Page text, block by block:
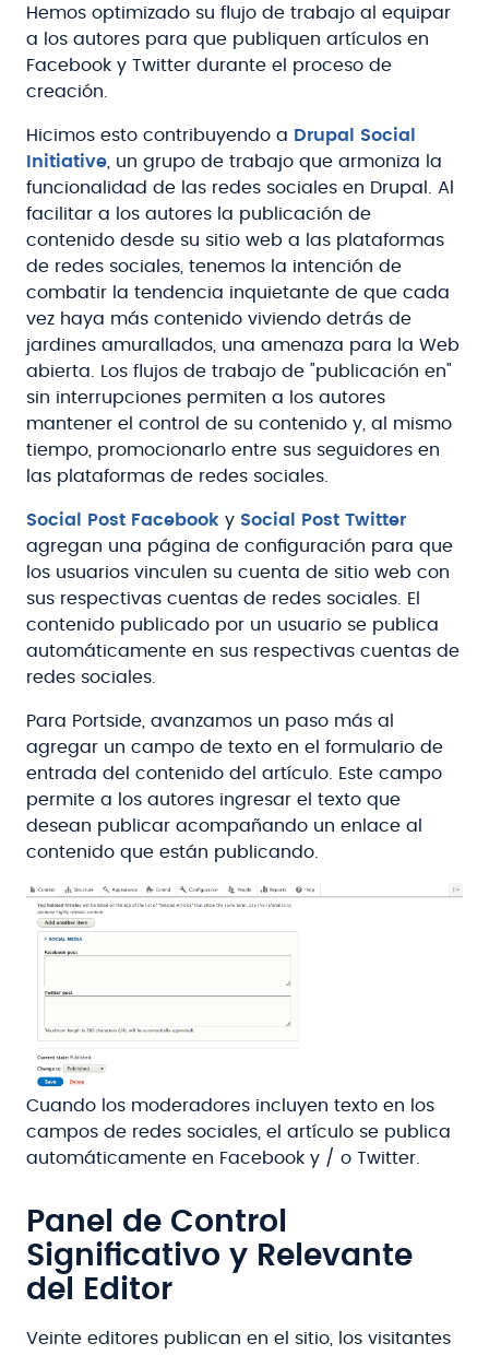
Hemos optimizado su flujo de trabajo al equipar
a los autores para que publiquen artículos en
Facebook y Twitter durante el proceso de
creación.
Hicimos esto contribuyendo a Drupal Social
Initiative, un grupo de trabajo que armoniza la
funcionalidad de las redes sociales en Drupal. Al
facilitar a los autores la publicación de
contenido desde su sitio web a las plataformas
de redes sociales, tenemos la intención de
combatir la tendencia inquietante de que cada
vez haya más contenido viviendo detrás de
jardines amurallados, una amenaza para la Web
abierta. Los flujos de trabajo de "publicación en"
sin interrupciones permiten a los autores
mantener el control de su contenido y, al mismo
tiempo, promocionarlo entre sus seguidores en
las plataformas de redes sociales.
Social Post Facebook y Social Post Twitter
agregan una página de configuración para que
los usuarios vinculen su cuenta de sitio web con
sus respectivas cuentas de redes sociales. El
contenido publicado por un usuario se publica
automáticamente en sus respectivas cuentas de
redes sociales.
Para Portside, avanzamos un paso más al
agregar un campo de texto en el formulario de
entrada del contenido del artículo. Este campo
permite a los autores ingresar el texto que
desean publicar acompañando un enlace al
contenido que están publicando.
Cuando los moderadores incluyen texto en los
campos de redes sociales, el artículo se publica
automáticamente en Facebook y / o Twitter.
Panel de Control
Significativo y Relevante
del Editor
Veinte editores publican en el sitio, los visitantes